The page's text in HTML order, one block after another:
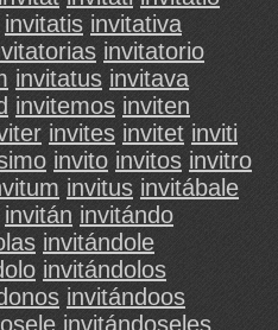
invitatis invitativa
invitatorio
invitatus invitava
invitemos inviten
invites invitet inviti
invito invitos invitro
invitus invitábale
invitán invitándo
invitándole
invitándolos
invitándoos
invitándoseles